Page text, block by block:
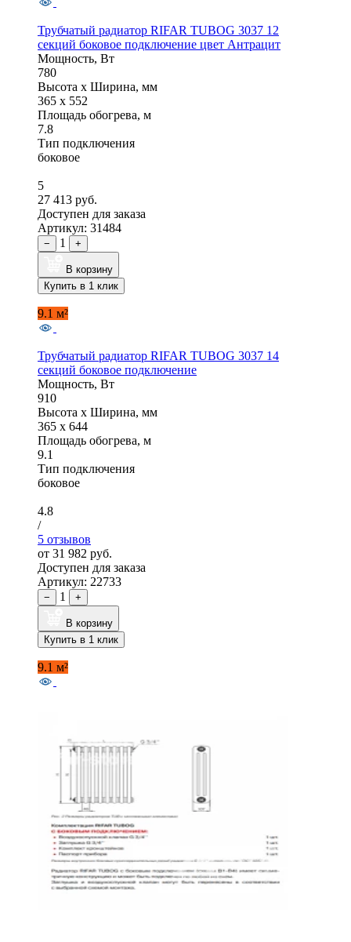
Трубчатый радиатор RIFAR TUBOG 3037 12
секций боковое подключение цвет Антрацит
Мощность, Вт
780
Высота x Ширина, мм
365 x 552
Площадь обогрева, м
7.8
Тип подключения
боковое
5
27 413 руб.
Доступен для заказа
Артикул: 31484
− 1 +
В корзину
Купить в 1 клик
9.1 м²
Трубчатый радиатор RIFAR TUBOG 3037 14
секций боковое подключение
Мощность, Вт
910
Высота x Ширина, мм
365 x 644
Площадь обогрева, м
9.1
Тип подключения
боковое
4.8
/
5 отзывов
от 31 982 руб.
Доступен для заказа
Артикул: 22733
− 1 +
В корзину
Купить в 1 клик
9.1 м²